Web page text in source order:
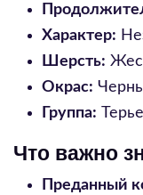
Характер:
Шерсть:
Окрас:
Группа:
Что важно
Преданный